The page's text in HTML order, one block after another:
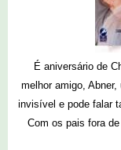
É aniversário de
melhor amigo,
invisível e pode falar
Com os pais fora